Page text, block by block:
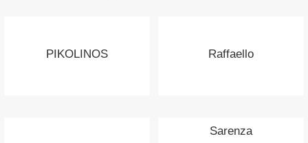
PIKOLINOS Raffaello
Sarenza